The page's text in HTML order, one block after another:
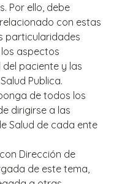
Por ello, debe
con estas
particularidades
aspectos
paciente y las
Publica.
de todos los
dirigirse a las
Salud de cada ente
Dirección de
de este tema,